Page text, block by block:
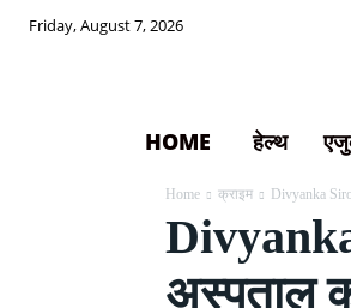
Friday, August 7, 2026
HOME हेल्थ
Home क्राइम Divyanka
अस्पताल